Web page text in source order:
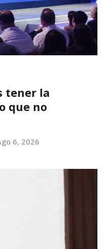
tener la
que no
6, 2026